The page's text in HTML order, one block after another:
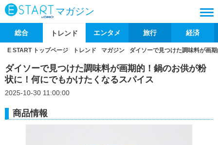
マガジン
総合 トレンド エンタメ 旅行 経済
E START トップページ トレンド マガジン ダイソーで見つけた調味料が画
ダイソーで見つけた調味料が画期的！鍋のお供が粉
状に！何にでもかけたくなるスパイス
2025-10-30 11:00:00
商品情報